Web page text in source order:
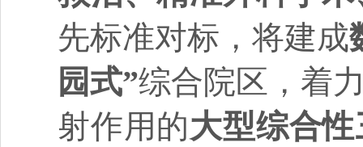
先标准对标，将建成
园式”综合院区，着
射作用的大型综合性